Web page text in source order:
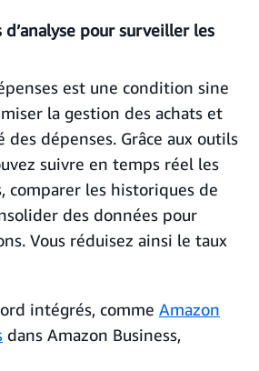
pour surveiller les
est une condition sine
la gestion des achats et
dépenses. Grâce aux outils
suivre en temps réel les
comparer les historiques de
des données pour
Vous réduisez ainsi le taux
intégrés, comme Amazon
dans Amazon Business,